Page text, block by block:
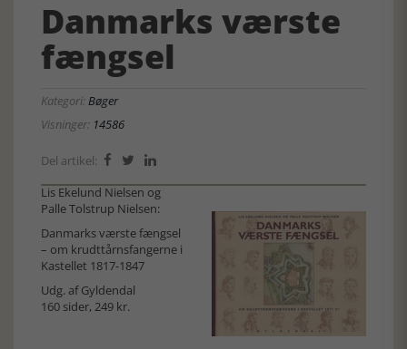
Danmarks værste
fængsel
Kategori:Bøger
Visninger: 14586
Del artikel:   
Lis Ekelund Nielsen og
Palle Tolstrup Nielsen:
Danmarks værste fængsel
– om krudttårnsfangerne i
Kastellet 1817-1847
Udg. af Gyldendal
160 sider, 249 kr.